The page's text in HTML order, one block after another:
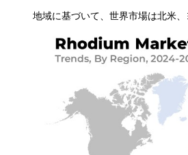
地域に基づいて、世界市場は北米